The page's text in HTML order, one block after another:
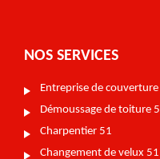
NOS SERVICES
Entreprise de couverture
Démoussage de toiture
Charpentier 51
Changement de velux 51